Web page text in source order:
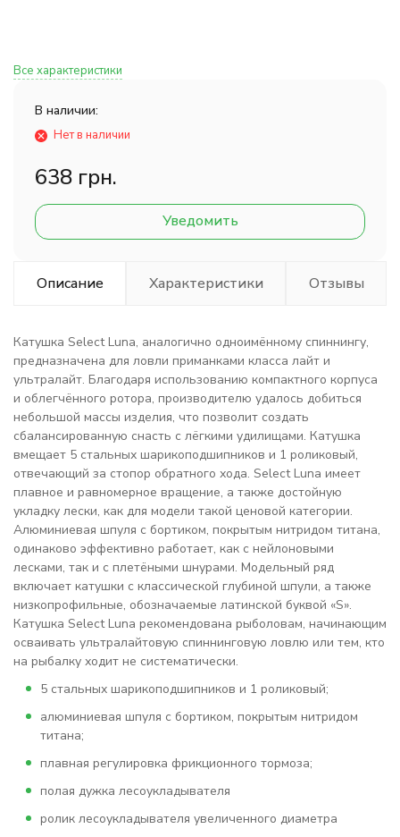
Все характеристики
В наличии:
Нет в наличии
638 грн.
Уведомить
Описание Характеристики Отзывы
Катушка Select Luna, аналогично одноимённому спиннингу,
предназначена для ловли приманками класса лайт и
ультралайт. Благодаря использованию компактного корпуса
и облегчённого ротора, производителю удалось добиться
небольшой массы изделия, что позволит создать
сбалансированную снасть с лёгкими удилищами. Катушка
вмещает 5 стальных шарикоподшипников и 1 роликовый,
отвечающий за стопор обратного хода. Select Luna имеет
плавное и равномерное вращение, а также достойную
укладку лески, как для модели такой ценовой категории.
Алюминиевая шпуля с бортиком, покрытым нитридом титана,
одинаково эффективно работает, как с нейлоновыми
лесками, так и с плетёными шнурами. Модельный ряд
включает катушки с классической глубиной шпули, а также
низкопрофильные, обозначаемые латинской буквой «S».
Катушка Select Luna рекомендована рыболовам, начинающим
осваивать ультралайтовую спиннинговую ловлю или тем, кто
на рыбалку ходит не систематически.
5 стальных шарикоподшипников и 1 роликовый;
алюминиевая шпуля с бортиком, покрытым нитридом
титана;
плавная регулировка фрикционного тормоза;
полая дужка лесоукладывателя
ролик лесоукладывателя увеличенного диаметра